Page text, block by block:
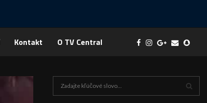
Kontakt O TV Central